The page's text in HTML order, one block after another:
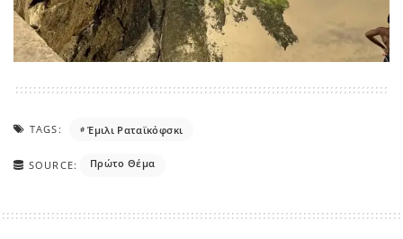
TAGS: Έμιλι Ραταϊκόφσκι
SOURCE: Πρώτο Θέμα